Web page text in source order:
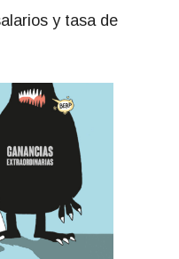
y tasa de